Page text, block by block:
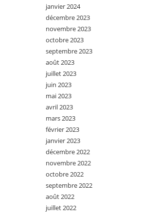
janvier 2024
décembre 2023
novembre 2023
octobre 2023
septembre 2023
août 2023
juillet 2023
juin 2023
mai 2023
avril 2023
mars 2023
février 2023
janvier 2023
décembre 2022
novembre 2022
octobre 2022
septembre 2022
août 2022
juillet 2022